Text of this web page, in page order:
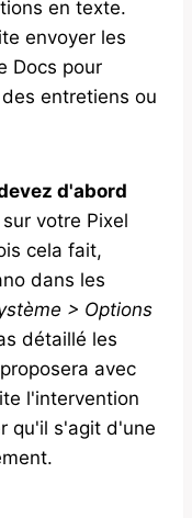
en texte.
envoyer les
Docs pour
entretiens ou
d'abord
sur votre Pixel
cela fait,
dans les
> Options
détaillé les
avec
l'intervention
qu'il s'agit d'une